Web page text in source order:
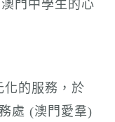
門中學生的心
化的服務，於
處 (澳門愛羣)